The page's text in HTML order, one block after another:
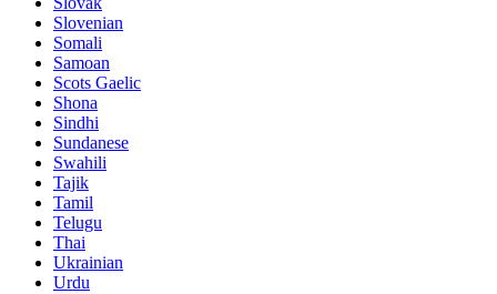
Slovenian
Somali
Samoan
Scots Gaelic
Shona
Sindhi
Sundanese
Swahili
Tajik
Tamil
Telugu
Thai
Ukrainian
Urdu